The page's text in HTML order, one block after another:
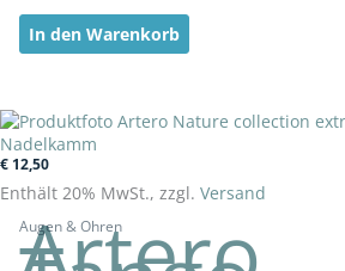
In den Warenkorb
€ 12,50
Enthält 20% MwSt., zzgl. Versand
Augen & Ohren